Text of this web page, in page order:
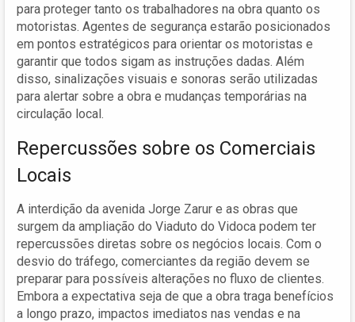
para proteger tanto os trabalhadores na obra quanto os
motoristas. Agentes de segurança estarão posicionados
em pontos estratégicos para orientar os motoristas e
garantir que todos sigam as instruções dadas. Além
disso, sinalizações visuais e sonoras serão utilizadas
para alertar sobre a obra e mudanças temporárias na
circulação local.
Repercussões sobre os Comerciais
Locais
A interdição da avenida Jorge Zarur e as obras que
surgem da ampliação do Viaduto do Vidoca podem ter
repercussões diretas sobre os negócios locais. Com o
desvio do tráfego, comerciantes da região devem se
preparar para possíveis alterações no fluxo de clientes.
Embora a expectativa seja de que a obra traga benefícios
a longo prazo, impactos imediatos nas vendas e na